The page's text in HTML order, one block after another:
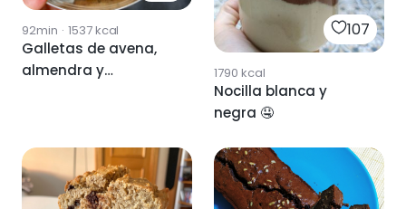
92min · 1537kcal
Galletas de avena,
almendra y
107
1790 kcal
Nocilla blanca y
negra 🤤